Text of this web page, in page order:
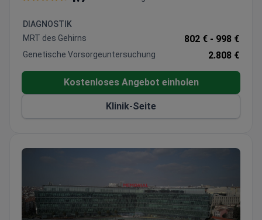
Spezialisierte Programme für Autismus-Spektrum-
Störungen und neurologische
Entwicklungsstörungen
vor Ort verfügbar
Online-Konsultationen und persönliche
Untersuchungen für internationale Patienten
DIAGNOSTIK
MRT des Gehirns
802 € - 998 €
Genetische Vorsorgeuntersuchung 2.808 €
Kostenloses Angebot einholen
Klinik-Seite